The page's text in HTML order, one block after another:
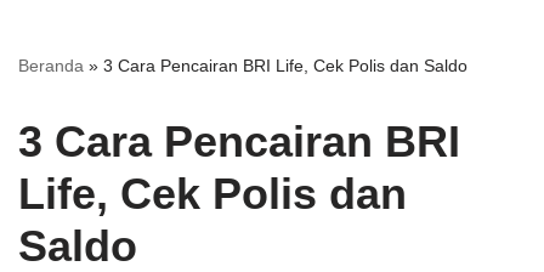
Beranda » 3 Cara Pencairan BRI Life, Cek Polis dan Saldo
3 Cara Pencairan BRI
Life, Cek Polis dan
Saldo